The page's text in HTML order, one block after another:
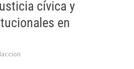
cívica y
en